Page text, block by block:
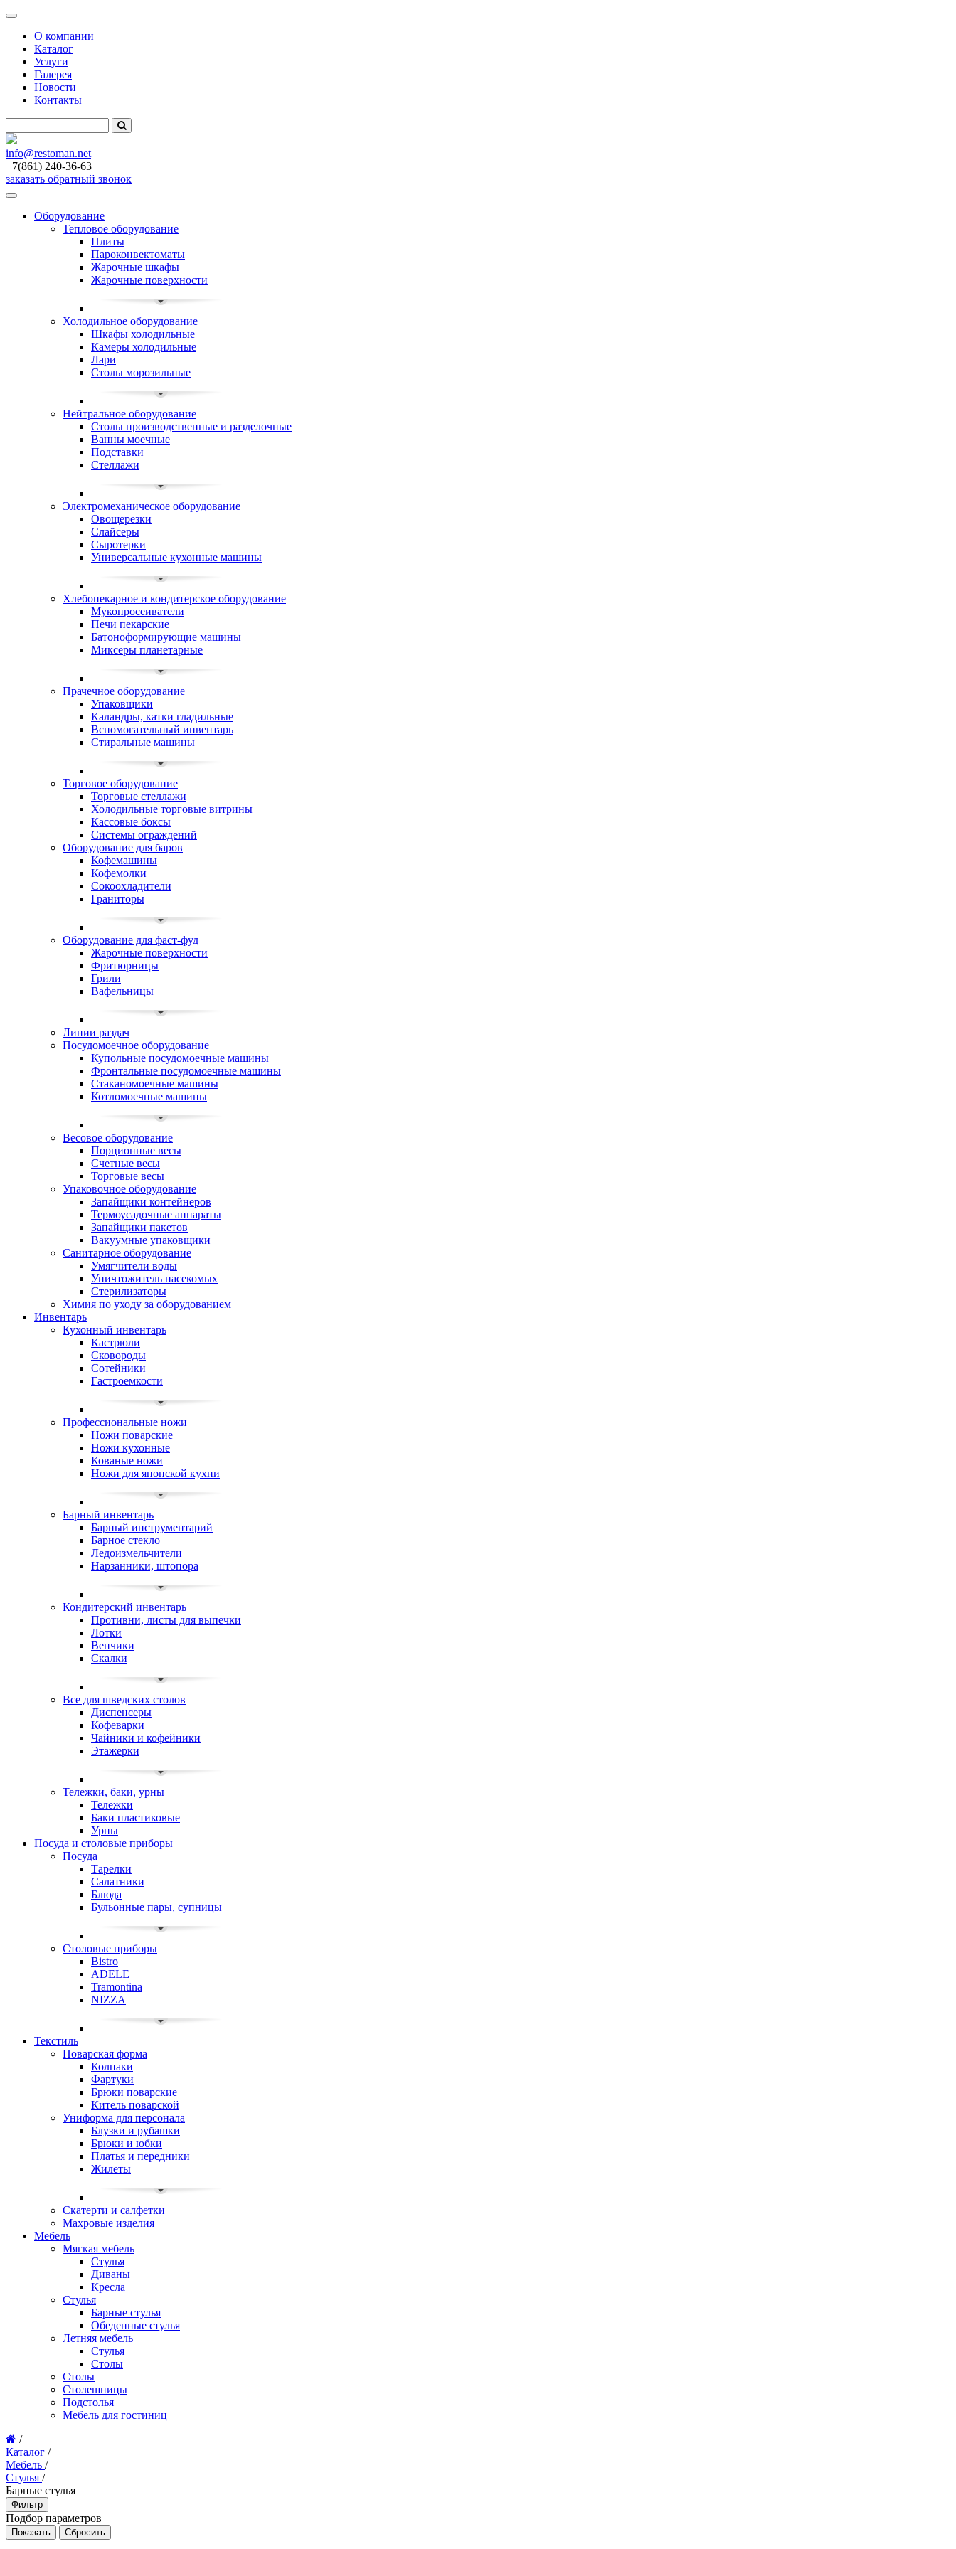
Меню
О компании
Каталог
Услуги
Галерея
Новости
Контакты
info@restoman.net
+7(861) 240-36-63
заказать обратный звонок
Toggle
navigationОборудование
Тепловое оборудование
Плиты
Пароконвектоматы
Жарочные шкафы
Жарочные поверхности
Холодильное оборудование
Шкафы холодильные
Камеры холодильные
Лари
Столы морозильные
Нейтральное оборудование
Столы производственные и разделочные
Ванны моечные
Подставки
Стеллажи
Электромеханическое оборудование
Овощерезки
Слайсеры
Сыротерки
Универсальные кухонные машины
Хлебопекарное и кондитерское оборудование
Мукопросеиватели
Печи пекарские
Батоноформирующие машины
Миксеры планетарные
Прачечное оборудование
Упаковщики
Каландры, катки гладильные
Вспомогательный инвентарь
Стиральные машины
Торговое оборудование
Торговые стеллажи
Холодильные торговые витрины
Кассовые боксы
Системы ограждений
Оборудование для баров
Кофемашины
Кофемолки
Сокоохладители
Граниторы
Оборудование для фаст-фуд
Жарочные поверхности
Фритюрницы
Грили
Вафельницы
Линии раздач
Посудомоечное оборудование
Купольные посудомоечные машины
Фронтальные посудомоечные машины
Стаканомоечные машины
Котломоечные машины
Весовое оборудование
Порционные весы
Счетные весы
Торговые весы
Упаковочное оборудование
Запайщики контейнеров
Термоусадочные аппараты
Запайщики пакетов
Вакуумные упаковщики
Санитарное оборудование
Умягчители воды
Уничтожитель насекомых
Стерилизаторы
Химия по уходу за оборудованием
Инвентарь
Кухонный инвентарь
Кастрюли
Сковороды
Сотейники
Гастроемкости
Профессиональные ножи
Ножи поварские
Ножи кухонные
Кованые ножи
Ножи для японской кухни
Барный инвентарь
Барный инструментарий
Барное стекло
Ледоизмельчители
Нарзанники, штопора
Кондитерский инвентарь
Противни, листы для выпечки
Лотки
Венчики
Скалки
Все для шведских столов
Диспенсеры
Кофеварки
Чайники и кофейники
Этажерки
Тележки, баки, урны
Тележки
Баки пластиковые
Урны
Посуда и столовые приборы
Посуда
Тарелки
Салатники
Блюда
Бульонные пары, супницы
Столовые приборы
Bistro
ADELE
Tramontina
NIZZA
Текстиль
Поварская форма
Колпаки
Фартуки
Брюки поварские
Китель поварской
Униформа для персонала
Блузки и рубашки
Брюки и юбки
Платья и передники
Жилеты
Скатерти и салфетки
Махровые изделия
Мебель
Мягкая мебель
Стулья
Диваны
Кресла
Стулья
Барные стулья
Обеденные стулья
Летняя мебель
Стулья
Столы
Столы
Столешницы
Подстолья
Мебель для гостиниц
/
Каталог /
Мебель /
Стулья /
Барные стулья
Фильтр
Подбор параметров